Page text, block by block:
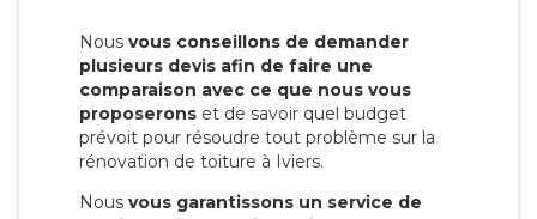
Nous vous conseillons de demander
plusieurs devis afin de faire une
comparaison avec ce que nous vous
proposerons et de savoir quel budget
prévoit pour résoudre tout problème sur la
rénovation de toiture à Iviers.
Nous vous garantissons un service de